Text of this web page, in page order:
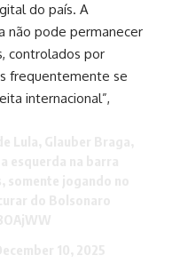
do país. A
não pode permanecer
controlados por
frequentemente se
internacional”,